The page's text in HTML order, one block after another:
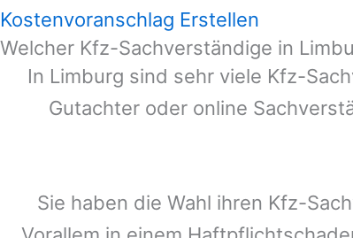
Kostenvoranschlag Erstellen
Welcher Kfz-Sachverständige in
In Limburg sind sehr viele Kfz-
Gutachter oder online
Sie haben die Wahl ihren Kfz-